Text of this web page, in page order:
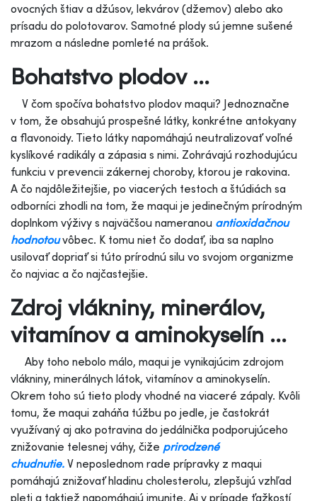
ovocných štiav a džúsov, lekvárov (džemov) alebo ako
prísadu do polotovarov. Samotné plody sú jemne sušené
mrazom a následne pomleté na prášok.
Bohatstvo plodov ...
V čom spočíva bohatstvo plodov maqui? Jednoznačne
v tom, že obsahujú prospešné látky, konkrétne antokyany
a flavonoidy. Tieto látky napomáhajú neutralizovať voľné
kyslíkové radikály a zápasia s nimi. Zohrávajú rozhodujúcu
funkciu v prevencii zákernej choroby, ktorou je rakovina.
A čo najdôležitejšie, po viacerých testoch a štúdiách sa
odborníci zhodli na tom, že maqui je jedinečným prírodným
doplnkom výživy s najväčšou nameranou antioxidačnou
hodnotouvôbec. K tomu niet čo dodať, iba sa naplno
usilovať dopriať si túto prírodnú silu vo svojom organizme
čo najviac a čo najčastejšie.
Zdroj vlákniny, minerálov,
vitamínov a aminokyselín ...
Aby toho nebolo málo, maqui je vynikajúcim zdrojom
vlákniny, minerálnych látok, vitamínov a aminokyselín.
Okrem toho sú tieto plody vhodné na viaceré zápaly. Kvôli
tomu, že maqui zaháňa túžbu po jedle, je častokrát
využívaný aj ako potravina do jedálnička podporujúceho
znižovanie telesnej váhy, čiže prirodzené
chudnutie. V neposlednom rade prípravky z maqui
pomáhajú znižovať hladinu cholesterolu, zlepšujú vzhľad
pleti a taktiež napomáhajú imunite. Aj v prípade ťažkostí